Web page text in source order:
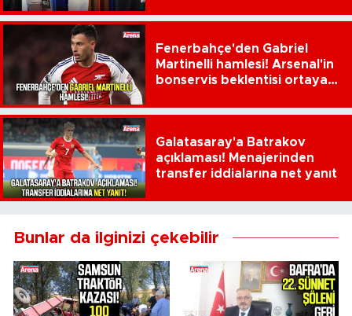
Fenerbahçe'den Gabriel
Martinelli hamlesi! Arsenal'in
bonservis beklentisi ortaya
Galatasaray'a Batrakov
açıklaması! Menajerinden
transfer iddialarına net yanıt
Bunlar da ilginizi çekebilir